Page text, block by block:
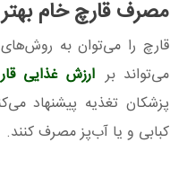
مصرف قارچ خام
قارچ را می‌توان به
می‌تواند بر ارزش غذایی
پزشکان تغذیه پیشنهاد
کبابی و یا آب‌پز مصرف کنند.